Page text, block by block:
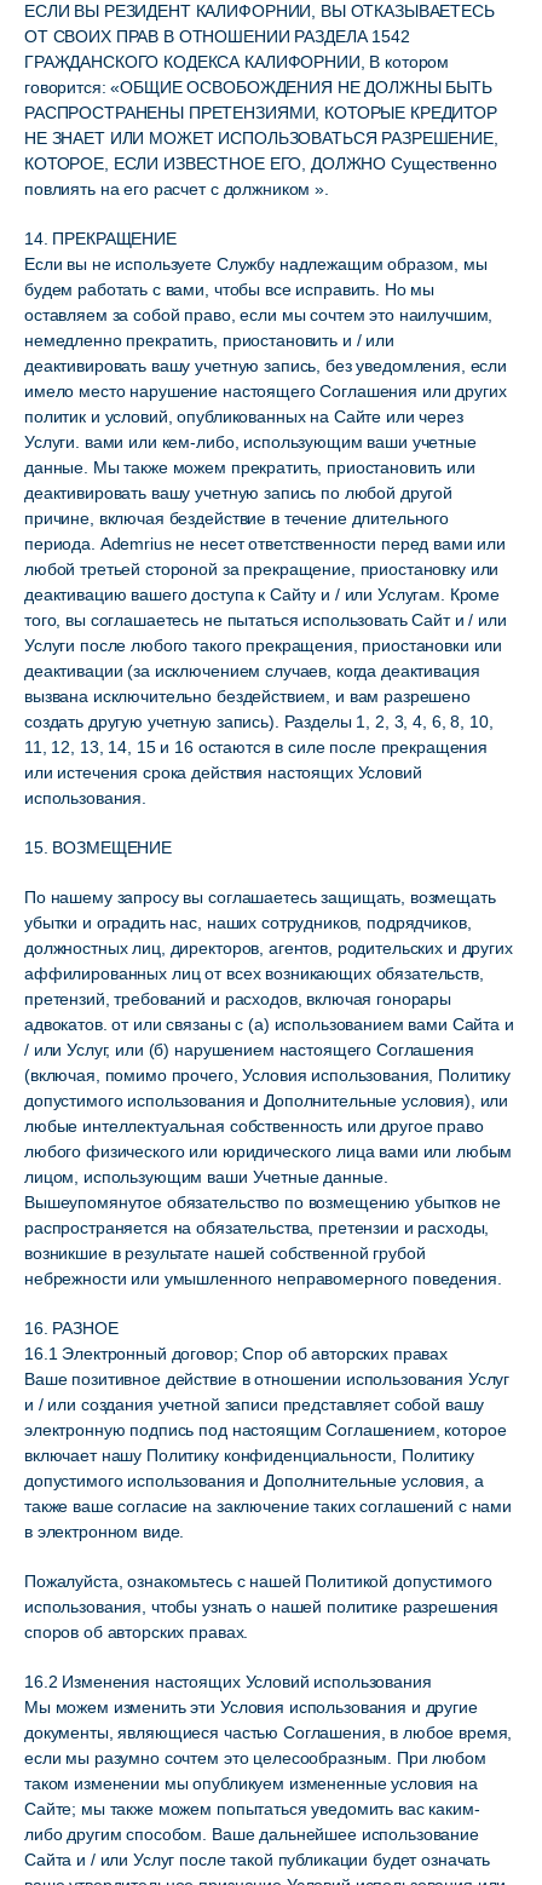
ЕСЛИ ВЫ РЕЗИДЕНТ КАЛИФОРНИИ, ВЫ ОТКАЗЫВАЕТЕСЬ
ОТ СВОИХ ПРАВ В ОТНОШЕНИИ РАЗДЕЛА 1542
ГРАЖДАНСКОГО КОДЕКСА КАЛИФОРНИИ, В котором
говорится: «ОБЩИЕ ОСВОБОЖДЕНИЯ НЕ ДОЛЖНЫ БЫТЬ
РАСПРОСТРАНЕНЫ ПРЕТЕНЗИЯМИ, КОТОРЫЕ КРЕДИТОР
НЕ ЗНАЕТ ИЛИ МОЖЕТ ИСПОЛЬЗОВАТЬСЯ РАЗРЕШЕНИЕ,
КОТОРОЕ, ЕСЛИ ИЗВЕСТНОЕ ЕГО, ДОЛЖНО Существенно
повлиять на его расчет с должником ».
14. ПРЕКРАЩЕНИЕ
Если вы не используете Службу надлежащим образом, мы
будем работать с вами, чтобы все исправить. Но мы
оставляем за собой право, если мы сочтем это наилучшим,
немедленно прекратить, приостановить и / или
деактивировать вашу учетную запись, без уведомления, если
имело место нарушение настоящего Соглашения или других
политик и условий, опубликованных на Сайте или через
Услуги. вами или кем-либо, использующим ваши учетные
данные. Мы также можем прекратить, приостановить или
деактивировать вашу учетную запись по любой другой
причине, включая бездействие в течение длительного
периода. Ademrius не несет ответственности перед вами или
любой третьей стороной за прекращение, приостановку или
деактивацию вашего доступа к Сайту и / или Услугам. Кроме
того, вы соглашаетесь не пытаться использовать Сайт и / или
Услуги после любого такого прекращения, приостановки или
деактивации (за исключением случаев, когда деактивация
вызвана исключительно бездействием, и вам разрешено
создать другую учетную запись). Разделы 1, 2, 3, 4, 6, 8, 10,
11, 12, 13, 14, 15 и 16 остаются в силе после прекращения
или истечения срока действия настоящих Условий
использования.
15. ВОЗМЕЩЕНИЕ
По нашему запросу вы соглашаетесь защищать, возмещать
убытки и оградить нас, наших сотрудников, подрядчиков,
должностных лиц, директоров, агентов, родительских и других
аффилированных лиц от всех возникающих обязательств,
претензий, требований и расходов, включая гонорары
адвокатов. от или связаны с (а) использованием вами Сайта и
/ или Услуг, или (б) нарушением настоящего Соглашения
(включая, помимо прочего, Условия использования, Политику
допустимого использования и Дополнительные условия), или
любые интеллектуальная собственность или другое право
любого физического или юридического лица вами или любым
лицом, использующим ваши Учетные данные.
Вышеупомянутое обязательство по возмещению убытков не
распространяется на обязательства, претензии и расходы,
возникшие в результате нашей собственной грубой
небрежности или умышленного неправомерного поведения.
16. РАЗНОЕ
16.1 Электронный договор; Спор об авторских правах
Ваше позитивное действие в отношении использования Услуг
и / или создания учетной записи представляет собой вашу
электронную подпись под настоящим Соглашением, которое
включает нашу Политику конфиденциальности, Политику
допустимого использования и Дополнительные условия, а
также ваше согласие на заключение таких соглашений с нами
в электронном виде.
Пожалуйста, ознакомьтесь с нашей Политикой допустимого
использования, чтобы узнать о нашей политике разрешения
споров об авторских правах.
16.2 Изменения настоящих Условий использования
Мы можем изменить эти Условия использования и другие
документы, являющиеся частью Соглашения, в любое время,
если мы разумно сочтем это целесообразным. При любом
таком изменении мы опубликуем измененные условия на
Сайте; мы также можем попытаться уведомить вас каким-
либо другим способом. Ваше дальнейшее использование
Сайта и / или Услуг после такой публикации будет означать